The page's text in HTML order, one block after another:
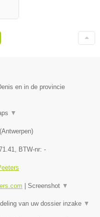
en in de provincie
▼
(Antwerpen)
, BTW-nr: -
| Screenshot ▼
van uw dossier inzake ▼